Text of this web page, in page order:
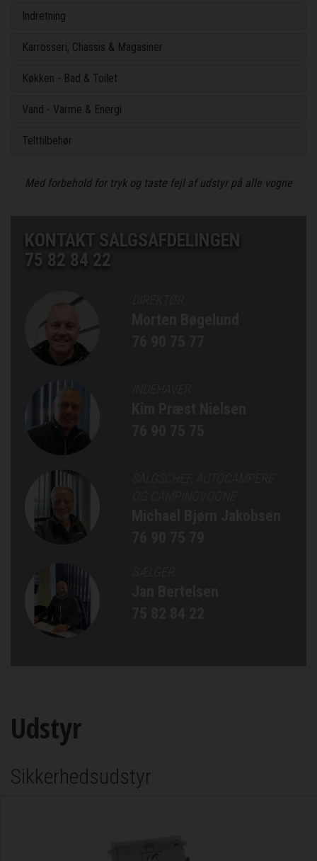
Indretning
Karrosseri, Chassis & Magasiner
Køkken - Bad & Toilet
Vand - Varme & Energi
Telttilbehør
Med forbehold for tryk og taste fejl af udstyr på alle vogne
KONTAKT SALGSAFDELINGEN
75 82 84 22
Udstyr
Sikkerhedsudstyr